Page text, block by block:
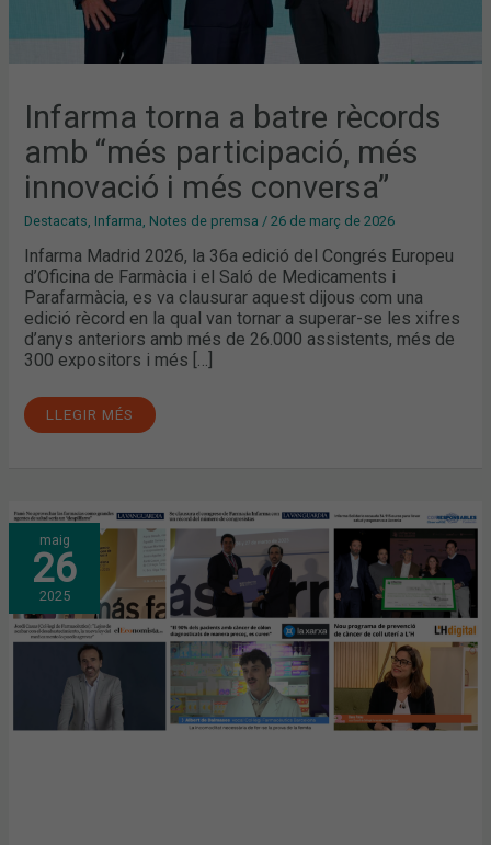
Infarma torna a batre rècords
amb “més participació, més
innovació i més conversa”
Destacats, Infarma, Notes de premsa /26 de març de 2026
Infarma Madrid 2026, la 36a edició del Congrés Europeu
d’Oficina de Farmàcia i el Saló de Medicaments i
Parafarmàcia, es va clausurar aquest dijous com una
edició rècord en la qual van tornar a superar-se les xifres
d’anys anteriors amb més de 26.000 assistents, més de
300 expositors i més […]
LLEGIR MÉS
maig
26
2025
MARÇ
I
ABRIL:
INFARMA
BARCELONA
2025,
LA
PRESENTACIÓ
DE
L’APP
MEVA
FARMÀCIA”
EL